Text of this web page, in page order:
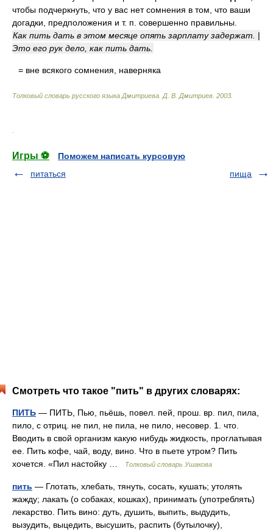
чтобы подчеркнуть, что у вас нет сомнения в том, что ваши
догадки, предположения и т. п. совершенно правильны.
Как пить дать в этом месяце опять зарплату задержат.
|
Это его рук дело, как пить дать.
= вне всякого сомнения, наверняка
Толковый словарь русского языка Дмитриева Д. В. Дмитриев. 2003
Игры ⚽
Поможем написать курсовую
питаться
пища
Смотреть что такое "пить" в других словарях:
ПИТЬ — ПИТЬ, Пью, пьёшь, повел. пей, прош. вр. пил, пила,
пило, с отриц. не пил, не пила, не пило, несовер. 1. что.
Вводить в свой организм какую нибудь жидкость, проглатывая
ее. Пить кофе, чай, воду, вино. Что в пьете утром? Пить
хочется. «Пил настойку …
Толковый словарь Ушакова
пить — Глотать, хлебать, тянуть, сосать, кушать; утолять
жажду; лакать (о собаках, кошках), принимать (употреблять)
лекарство. Пить вино: дуть, душить, выпить, выдудить,
вызудить, выцедить, высушить, распить (бутылочку),